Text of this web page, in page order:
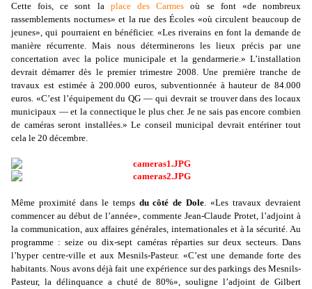
Cette fois, ce sont la place des Carmes où se font «de nombreux
rassemblements nocturnes» et la rue des Écoles «où circulent beaucoup de
jeunes», qui pourraient en bénéficier. «Les riverains en font la demande de
manière récurrente. Mais nous déterminerons les lieux précis par une
concertation avec la police municipale et la gendarmerie.» L’installation
devrait démarrer dès le premier trimestre 2008. Une première tranche de
travaux est estimée à 200.000 euros, subventionnée à hauteur de 84.000
euros. «C’est l’équipement du QG — qui devrait se trouver dans des locaux
municipaux — et la connectique le plus cher. Je ne sais pas encore combien
de caméras seront installées.» Le conseil municipal devrait entériner tout
cela le 20 décembre.
Même proximité dans le temps du côté de Dole. «Les travaux devraient
commencer au début de l’année», commente Jean-Claude Protet, l’adjoint à
la communication, aux affaires générales, internationales et à la sécurité. Au
programme : seize ou dix-sept caméras réparties sur deux secteurs. Dans
l’hyper centre-ville et aux Mesnils-Pasteur. «C’est une demande forte des
habitants. Nous avons déjà fait une expérience sur des parkings des Mesnils-
Pasteur, la délinquance a chuté de 80%», souligne l’adjoint de Gilbert